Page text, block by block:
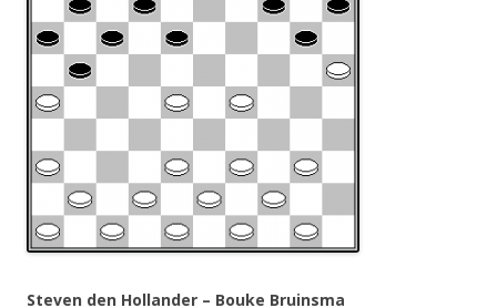
Steven den Hollander – Bouke Bruinsma